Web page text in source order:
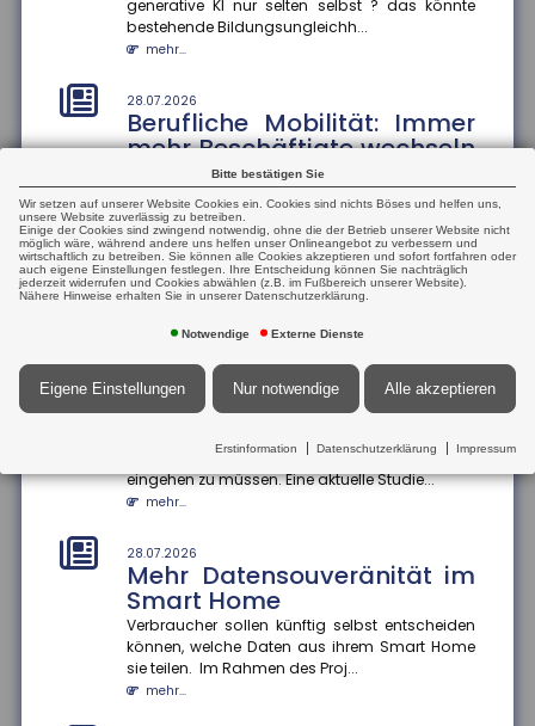
generative KI nur selten selbst ? das könnte
bestehende Bildungsungleichh...
mehr...
28.07.2026
Berufliche Mobilität: Immer
mehr Beschäftigte wechseln
den Beruf
Der Anteil der Beschäftigten, die innerhalb eines
Jahres ihren Beruf wechseln, ist zwischen 2013
und 2024 um 13 Prozentp...
mehr...
Geschlechterspezifische
Mobilität: Wie Umzüge
Karrierechancen
beeinflussen
Herausforderung, berufliche Kompromisse
eingehen zu müssen. Eine aktuelle Studie...
mehr...
28.07.2026
Mehr Datensouveränität im
Smart Home
Verbraucher sollen künftig selbst entscheiden
können, welche Daten aus ihrem Smart Home
sie teilen. Im Rahmen des Proj...
mehr...
Bitte bestätigen Sie
Wir setzen auf unserer Website Cookies ein. Cookies sind nichts Böses und helfen uns,
unsere Website zuverlässig zu betreiben.
Einige der Cookies sind zwingend notwendig, ohne die der Betrieb unserer Website nicht
möglich wäre, während andere uns helfen unser Onlineangebot zu verbessern und
wirtschaftlich zu betreiben. Sie können alle Cookies akzeptieren und sofort fortfahren oder
auch eigene Einstellungen festlegen. Ihre Entscheidung können Sie nachträglich
jederzeit widerrufen und Cookies abwählen (z.B. im Fußbereich unserer Website).
Nähere Hinweise erhalten Sie in unserer Datenschutzerklärung.
Notwendige Externe Dienste
Eigene Einstellungen Nur notwendige Alle akzeptieren
Erstinformation Datenschutzerklärung Impressum
25.07.2026
Anzahl der Versicherungsjahre
aus
Die Höhe der Renten aus der gesetzlichen
Rentenversicherung verteile sich von kleinen Renten
bis hin zu sehr hohen Rente...
25.07.2026
Mehrheit der Azubis zufrieden
90 Prozent der befragten Auszubildenden sind mit
der Bertelsmann S...
25.07.2026
Finanzkonten
Der internationale Informationsaustausch über
Finanzkonten soll ausgeweitet werden. Dazu hat die
mehr...
25.07.2026
Prioritäten beim
Versicherungsschutz setzen
und regelmäßig prüfen
Ein Privathaushalt gibt im Schnitt 1.788 Euro pro Jahr